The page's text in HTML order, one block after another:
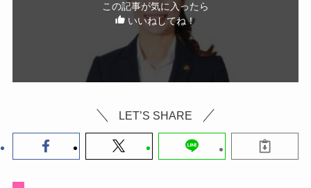
この記事が気に入ったら
いいねしてね！
LET’S SHARE